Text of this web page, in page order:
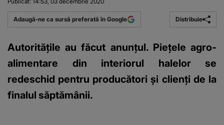
Adaugă-ne ca sursă preferată în Google Distribuie
Autoritățile au făcut anunțul. Piețele agro-
alimentare din interiorul halelor se
redeschid pentru producători și clienți de la
finalul săptămânii.